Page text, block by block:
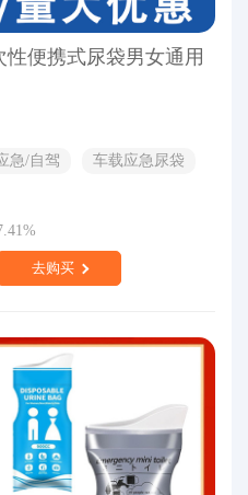
便携式尿袋男女通用
急/自驾 车载应急尿袋
去购买